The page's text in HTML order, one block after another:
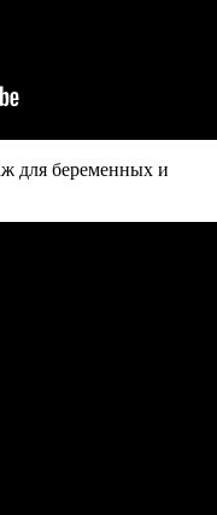
для беременных и